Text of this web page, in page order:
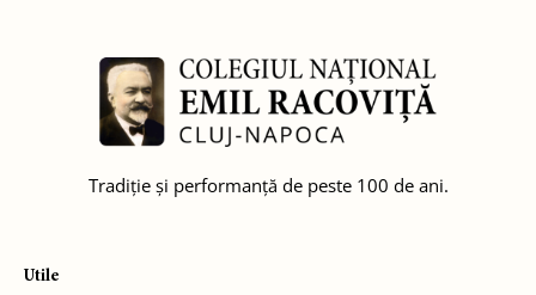
Tradiție și performanță de peste 100 de ani.
Utile